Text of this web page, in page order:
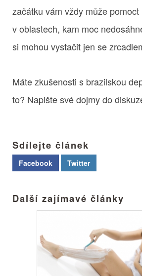
začátku vám vždy může
v oblastech, kam moc
si mohou vystačit jen se
Máte zkušenosti s brazilskou
to? Napište své dojmy do
Sdílejte článek
Facebook Twitter
Další zajímavé články